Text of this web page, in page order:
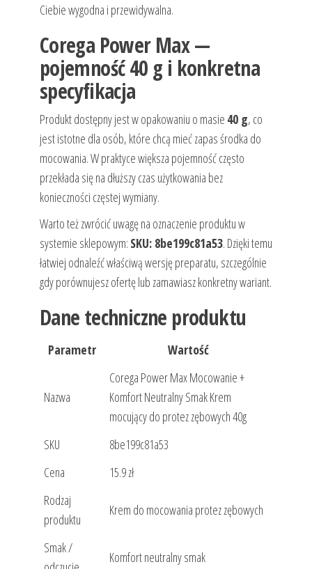
Ciebie wygodna i przewidywalna.
Corega Power Max —
pojemność 40 g i konkretna
specyfikacja
Produkt dostępny jest w opakowaniu o masie 40 g, co
jest istotne dla osób, które chcą mieć zapas środka do
mocowania. W praktyce większa pojemność często
przekłada się na dłuższy czas użytkowania bez
konieczności częstej wymiany.
Warto też zwrócić uwagę na oznaczenie produktu w
systemie sklepowym: SKU: 8be199c81a53. Dzięki temu
łatwiej odnaleźć właściwą wersję preparatu, szczególnie
gdy porównujesz ofertę lub zamawiasz konkretny wariant.
Dane techniczne produktu
Parametr Wartość
Nazwa
Corega Power Max Mocowanie +
Komfort Neutralny Smak Krem
mocujący do protez zębowych 40g
SKU
8be199c81a53
Cena
15.9 zł
Rodzaj
produktu
Krem do mocowania protez zębowych
Smak /
Komfort neutralny smak